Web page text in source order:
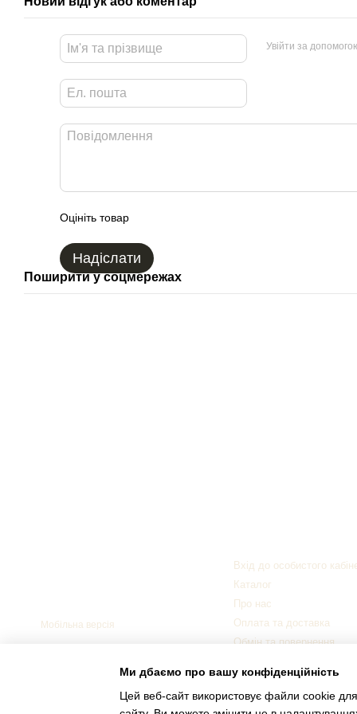
Увійти за
Оцініть товар
Надіслати
Поширити у соцмережах
Мобільна версія
Вхід до особистого
Каталог
Про нас
Оплата та доставка
Обмін та повернення
Ми дбаємо про вашу конфіденційність
Цей веб-сайт використовує файли cookie